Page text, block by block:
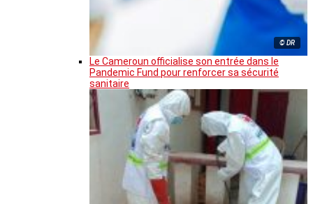
© DR
Le Cameroun officialise son entrée dans le
Pandemic Fund pour renforcer sa sécurité
sanitaire